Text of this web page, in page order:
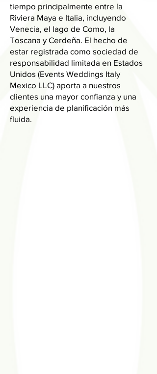
tiempo principalmente entre la
Riviera Maya e Italia, incluyendo
Venecia, el lago de Como, la
Toscana y Cerdeña. El hecho de
estar registrada como sociedad de
responsabilidad limitada en Estados
Unidos (Events Weddings Italy
Mexico LLC) aporta a nuestros
clientes una mayor confianza y una
experiencia de planificación más
fluida.